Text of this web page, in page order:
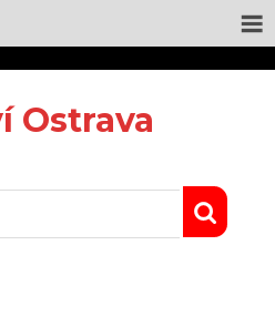
Ostrava